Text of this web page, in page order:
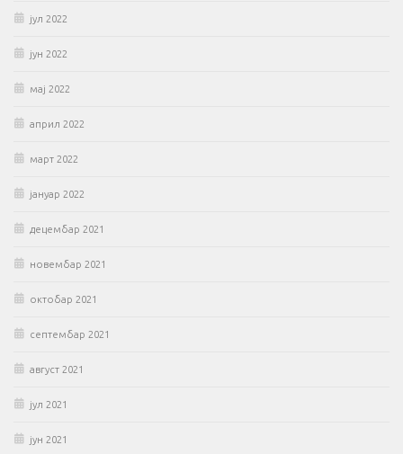
јул 2022
јун 2022
мај 2022
април 2022
март 2022
јануар 2022
децембар 2021
новембар 2021
октобар 2021
септембар 2021
август 2021
јул 2021
јун 2021